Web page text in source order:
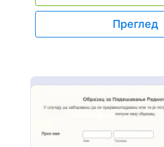
Можеш га користити као
Преглед